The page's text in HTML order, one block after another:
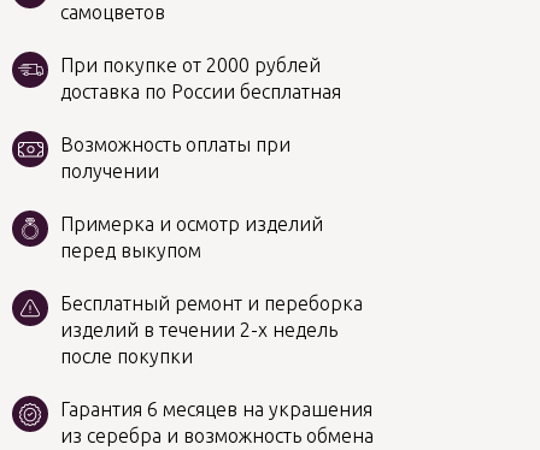
Бесплатный ремонт и переборка
изделий в течении 2-х недель
после покупки
Примерка и осмотр изделий
перед выкупом
самоцветов
Гарантия 6 месяцев на украшения
из серебра и возможность обмена
Возможность оплаты при
получении
При покупке от 2000 рублей
доставка по России бесплатная